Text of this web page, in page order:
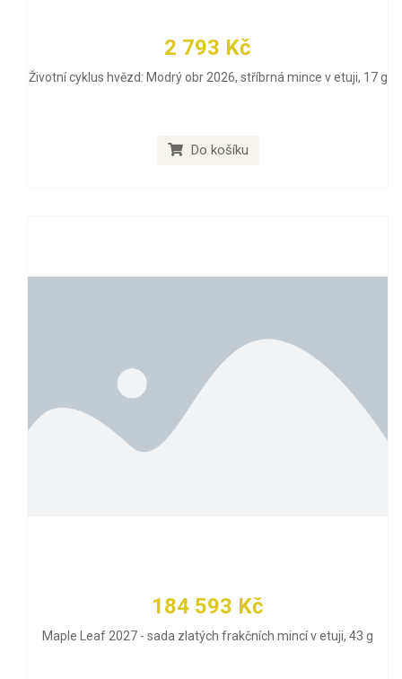
2 793 Kč
Životní cyklus hvězd: Modrý obr 2026, stříbrná mince v etuji, 17 g
Do košíku
184 593 Kč
Maple Leaf 2027 - sada zlatých frakčních mincí v etuji, 43 g